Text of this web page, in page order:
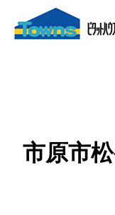
市原市